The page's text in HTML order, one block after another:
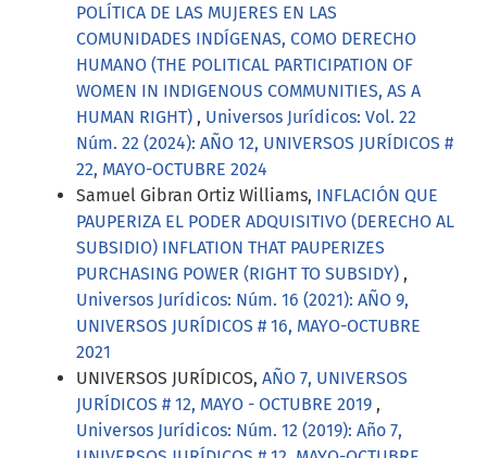
POLÍTICA DE LAS MUJERES EN LAS
COMUNIDADES INDÍGENAS, COMO DERECHO
HUMANO (THE POLITICAL PARTICIPATION OF
WOMEN IN INDIGENOUS COMMUNITIES, AS A
HUMAN RIGHT) , Universos Jurídicos: Vol. 22
Núm. 22 (2024): AÑO 12, UNIVERSOS JURÍDICOS #
22, MAYO-OCTUBRE 2024
Samuel Gibran Ortiz Williams, INFLACIÓN QUE
PAUPERIZA EL PODER ADQUISITIVO (DERECHO AL
SUBSIDIO) INFLATION THAT PAUPERIZES
PURCHASING POWER (RIGHT TO SUBSIDY) ,
Universos Jurídicos: Núm. 16 (2021): AÑO 9,
UNIVERSOS JURÍDICOS # 16, MAYO-OCTUBRE
2021
UNIVERSOS JURÍDICOS, AÑO 7, UNIVERSOS
JURÍDICOS # 12, MAYO - OCTUBRE 2019 ,
Universos Jurídicos: Núm. 12 (2019): Año 7,